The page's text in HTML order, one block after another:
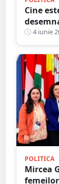
Cine
marilor
puterii
4 iunie
POLITICA
Mircea